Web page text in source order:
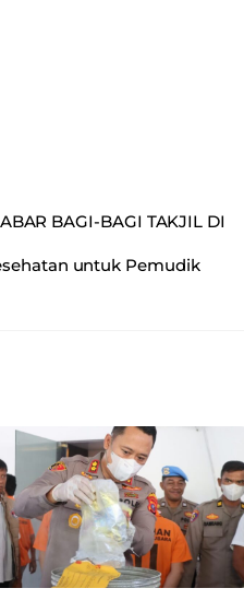
BAGI-BAGI TAKJIL DI
untuk Pemudik